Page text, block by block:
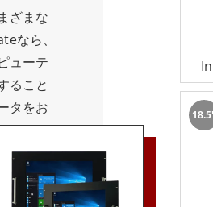
ソリュ
なサイ
らのデ
してい
から、
イス
PCがあ
ザーフ
にア
な構
の
ティン
業用ア
れに
いオペ
ざまな
なら、
ューテ
ること
タをお
カスタ
トにお
ックマ
するた